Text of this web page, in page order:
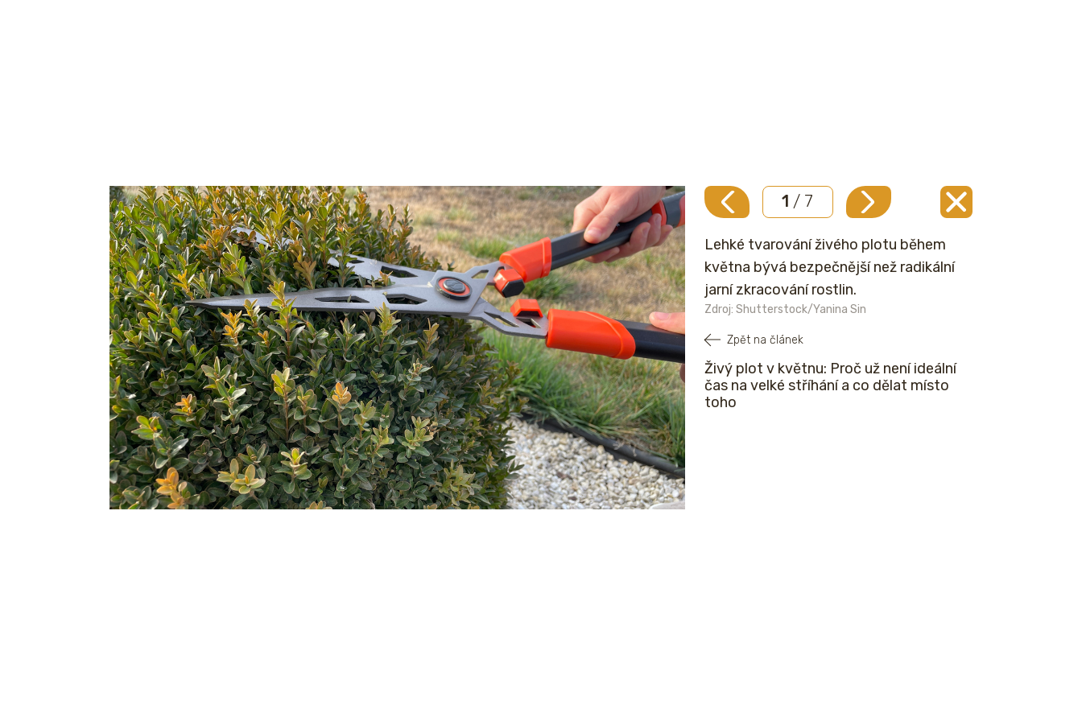
1 / 7
Lehké tvarování živého plotu během
května bývá bezpečnější než radikální
jarní zkracování rostlin.
Zdroj: Shutterstock/Yanina Sin
Zpět na článek
Živý plot v květnu: Proč už není ideální
čas na velké stříhání a co dělat místo
toho